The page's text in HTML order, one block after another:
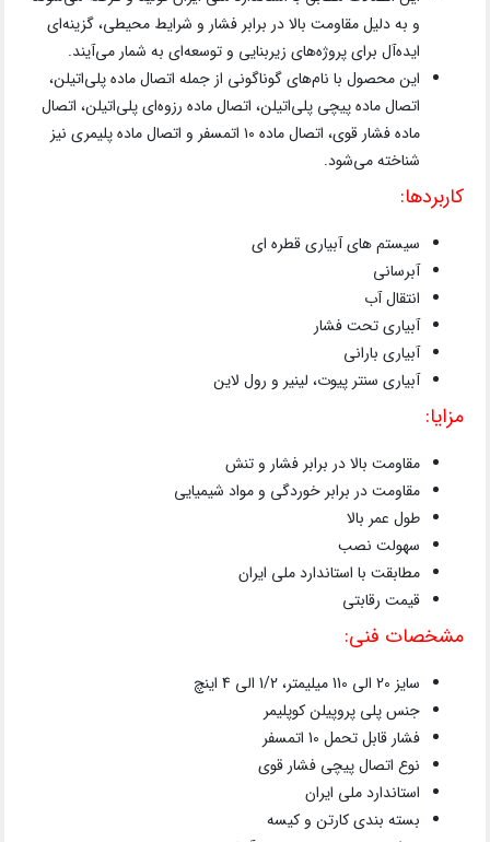
و به دلیل مقاومت بالا در برابر فشار و شرایط محیطی، گزینه‌ای
ایده‌آل برای پروژه‌های زیربنایی و توسعه‌ای به شمار می‌آیند.
این محصول با نام‌های گوناگونی از جمله اتصال ماده پلی‌اتیلن،
اتصال ماده پیچی پلی‌اتیلن، اتصال ماده رزوه‌ای پلی‌اتیلن، اتصال
ماده فشار قوی، اتصال ماده ۱۰ اتمسفر و اتصال ماده پلیمری نیز
شناخته می‌شود.
کاربردها:
سیستم های آبیاری قطره ای
آبرسانی
انتقال آب
آبیاری تحت فشار
آبیاری بارانی
آبیاری سنتر پیوت، لینیر و رول لاین
مزایا:
مقاومت بالا در برابر فشار و تنش
مقاومت در برابر خوردگی و مواد شیمیایی
طول عمر بالا
سهولت نصب
مطابقت با استاندارد ملی ایران
قیمت رقابتی
مشخصات فنی:
سایز 20 الی 110 میلیمتر، 1/2 الی 4 اینچ
جنس پلی پروپیلن کوپلیمر
فشار قابل تحمل 10 اتمسفر
نوع اتصال پیچی فشار قوی
استاندارد ملی ایران
بسته بندی کارتن و کیسه